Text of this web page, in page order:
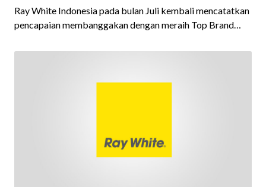
Ray White Indonesia pada bulan Juli kembali mencatatkan
pencapaian membanggakan dengan meraih Top Brand
ini menjadi semakin istimewa karena Ray White Indonesia
tahun berturut-turut, sebuah bukti nyata atas konsistensi,